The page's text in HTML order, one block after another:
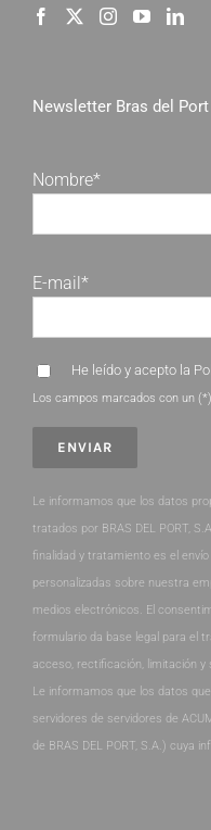
Newsletter Bras del Port
Nombre*
E-mail*
He leído y acepto la
Los campos marcados con un
Le informamos que los datos
tratados por BRAS DEL PORT,
finalidad y tratamiento es el
personalizadas sobre nuestra
medios electrónicos. El
formulario da base legal para el
acceso, rectificación, limitación
Le informamos que los datos
servidores de servidores de
de BRAS DEL PORT, S.A.) cuya